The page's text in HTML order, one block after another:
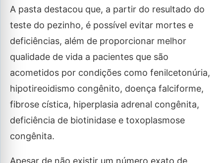
A pasta destacou que, a partir do resultado do
teste do pezinho, é possível evitar mortes e
deficiências, além de proporcionar melhor
qualidade de vida a pacientes que são
acometidos por condições como fenilcetonúria,
hipotireoidismo congênito, doença falciforme,
fibrose cística, hiperplasia adrenal congênita,
deficiência de biotinidase e toxoplasmose
congênita.
Apesar de não existir um número exato de